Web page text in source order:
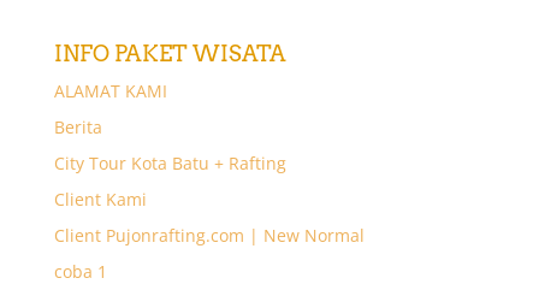
INFO PAKET WISATA
ALAMAT KAMI
Berita
City Tour Kota Batu + Rafting
Client Kami
Client Pujonrafting.com | New Normal
coba 1